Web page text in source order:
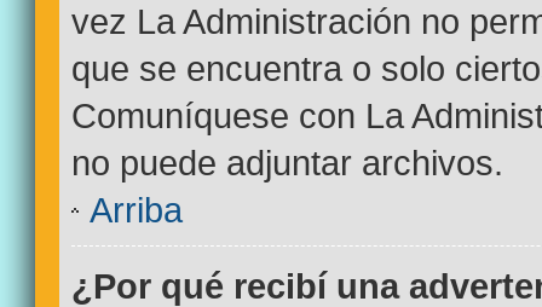
vez La Administración no
que se encuentra o solo
Comuníquese con La
no puede adjuntar archivos.
Arriba
¿Por qué recibí una